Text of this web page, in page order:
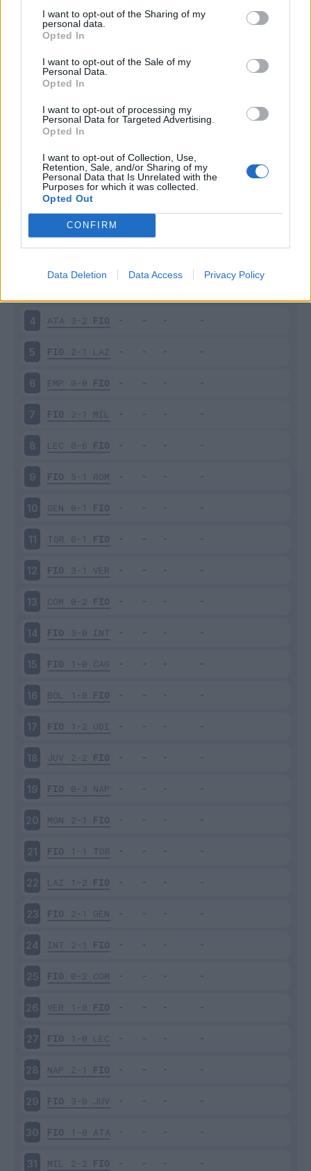
I want to opt-out of the Sharing of my
personal data.
Opted In
I want to opt-out of the Sale of my
Personal Data.
Opted In
I want to opt-out of processing my
Personal Data for Targeted Advertising.
Opted In
I want to opt-out of Collection, Use,
Retention, Sale, and/or Sharing of my
Personal Data that Is Unrelated with the
Purposes for which it was collected.
Opted Out
CONFIRM
Data Deletion Data Access Privacy Policy
Infortunato 0 - 0%
Scarica riepilogo
stagionale
Scarica
Giornata
1-1 FIO
4 ATA 3-2 FIO
5 FIO 2-1 LAZ
6 EMP 0-0 FIO
7 FIO 2-1 MIL
8 LEC 0-6 FIO
9 FIO 5-1 ROM
10 GEN 0-1 FIO
11 TOR 0-1 FIO
12 FIO 3-1 VER
13 COM 0-2 FIO
14 FIO 3-0 INT
15 FIO 1-0 CAG
16 BOL 1-0 FIO
17 FIO 1-2 UDI
18 JUV 2-2 FIO
19 FIO 0-3 NAP
20 MON 2-1 FIO
21 FIO 1-1 TOR
22 LAZ 1-2 FIO
23 FIO 2-1 GEN
24 INT 2-1 FIO
25 FIO 0-2 COM
26 VER 1-0 FIO
27 FIO 1-0 LEC
28 NAP 2-1 FIO
29 FIO 3-0 JUV
30 FIO 1-0 ATA
31 MIL 2-2 FIO